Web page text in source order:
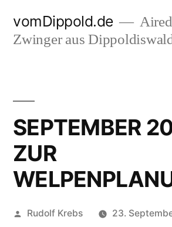
Inhalt
vomDippold.de
Zwinger aus
SEPTEMBER
ZUR
Veröffentlicht
Rudolf Krebs 23.